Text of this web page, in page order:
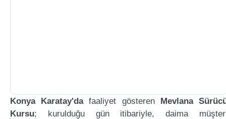
Konya Karatay'dafaaliyet gösteren Mevlana
Kursu; kurulduğu gün itibariyle, daima